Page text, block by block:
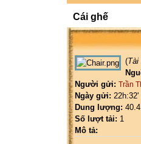
Cái ghế
(Tài
Người gửi: Trần
Ngày gửi: 22h:32'
Dung lượng:
Số lượt tải: 1
Mô tả: